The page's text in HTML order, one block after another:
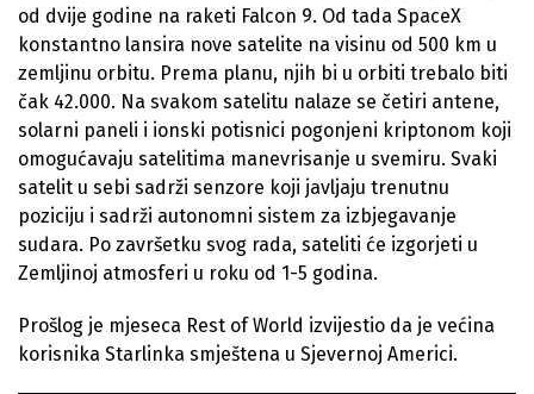
od dvije godine na raketi Falcon 9. Od tada SpaceX
konstantno lansira nove satelite na visinu od 500 km u
zemljinu orbitu. Prema planu, njih bi u orbiti trebalo biti
čak 42.000. Na svakom satelitu nalaze se četiri antene,
solarni paneli i ionski potisnici pogonjeni kriptonom koji
omogućavaju satelitima manevrisanje u svemiru. Svaki
satelit u sebi sadrži senzore koji javljaju trenutnu
poziciju i sadrži autonomni sistem za izbjegavanje
sudara. Po završetku svog rada, sateliti će izgorjeti u
Zemljinoj atmosferi u roku od 1-5 godina.
Prošlog je mjeseca Rest of World izvijestio da je većina
korisnika Starlinka smještena u Sjevernoj Americi.